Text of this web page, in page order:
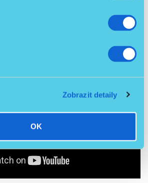
Zobrazit detaily
OK